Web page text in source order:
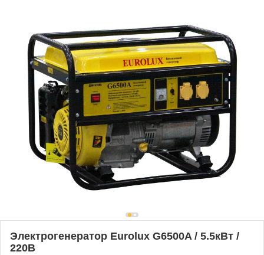
Электрогенератор Eurolux G6500A / 5.5кВт /
220В